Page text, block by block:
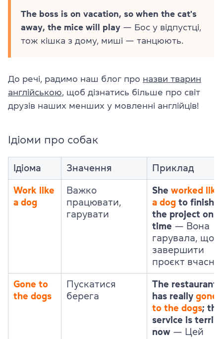
The boss is on vacation, so when the cat's
away, the mice will play — Бос у відпустці,
тож кішка з дому, миші — танцюють.
До речі, радимо наш блог про назви тварин
англійською, щоб дізнатись більше про світ
друзів наших менших у мовленні англійців!
Ідіоми про собак
Ідіома Значення Приклад
Work like
a dog
Важко
працювати,
гарувати
She worked like
a dog to finish
the project on
time — Вона
гарувала, щоб
завершити
проєкт вчасно.
Gone to
the dogs
Пускатися
берега
The restaurant
has really gone
to the dogs; the
service is
now — Цей